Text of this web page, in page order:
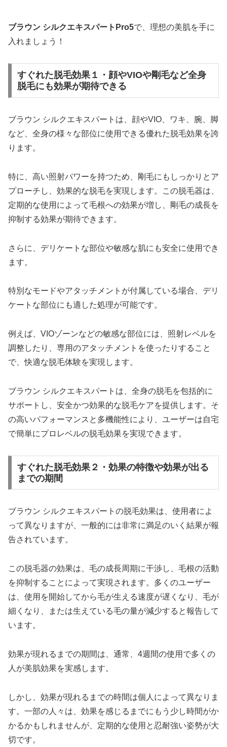
ブラウン シルクエキスパートPro5で、理想の美肌を手に
入れましょう！
すぐれた脱毛効果１・顔やVIOや剛毛など全身
脱毛にも効果が期待できる
ブラウン シルクエキスパートは、顔やVIO、ワキ、腕、脚
など、全身の様々な部位に使用できる優れた脱毛効果を誇
ります。
特に、高い照射パワーを持つため、剛毛にもしっかりとア
プローチし、効果的な脱毛を実現します。この脱毛器は、
定期的な使用によって毛根への効果が増し、剛毛の成長を
抑制する効果が期待できます。
さらに、デリケートな部位や敏感な肌にも安全に使用でき
ます。
特別なモードやアタッチメントが付属している場合、デリ
ケートな部位にも適した処理が可能です。
例えば、VIOゾーンなどの敏感な部位には、照射レベルを
調整したり、専用のアタッチメントを使ったりすること
で、快適な脱毛体験を実現します。
ブラウン シルクエキスパートは、全身の脱毛を包括的に
サポートし、安全かつ効果的な脱毛ケアを提供します。そ
の高いパフォーマンスと多機能性により、ユーザーは自宅
で簡単にプロレベルの脱毛効果を実現できます。
すぐれた脱毛効果２・効果の特徴や効果が出る
までの期間
ブラウン シルクエキスパートの脱毛効果は、使用者によ
って異なりますが、一般的には非常に満足のいく結果が報
告されています。
この脱毛器の効果は、毛の成長周期に干渉し、毛根の活動
を抑制することによって実現されます。多くのユーザー
は、使用を開始してから毛が生える速度が遅くなり、毛が
細くなり、または生えている毛の量が減少すると報告して
います。
効果が現れるまでの期間は、通常、4週間の使用で多くの
人が美肌効果を実感します。
しかし、効果が現れるまでの時間は個人によって異なりま
す。一部の人々は、効果を感じるまでにもう少し時間がか
かるかもしれませんが、定期的な使用と忍耐強い姿勢が大
切です。